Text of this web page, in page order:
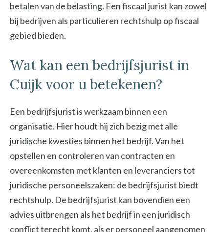
betalen van de belasting. Een fiscaal jurist kan zowel
bij bedrijven als particulieren rechtshulp op fiscaal
gebied bieden.
Wat kan een bedrijfsjurist in
Cuijk voor u betekenen?
Een bedrijfsjurist is werkzaam binnen een
organisatie. Hier houdt hij zich bezig met alle
juridische kwesties binnen het bedrijf. Van het
opstellen en controleren van contracten en
overeenkomsten met klanten en leveranciers tot
juridische personeelszaken: de bedrijfsjurist biedt
rechtshulp. De bedrijfsjurist kan bovendien een
advies uitbrengen als het bedrijf in een juridisch
conflict terecht komt, als er personeel aangenomen